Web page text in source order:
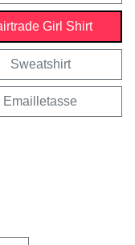
Girl Shirt
Sweatshirt
Emailletasse